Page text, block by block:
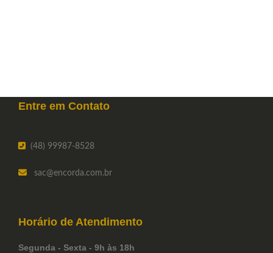
Entre em Contato
(48) 99987-8528
sac@encorda.com.br
Horário de Atendimento
Segunda - Sexta - 9h às 18h